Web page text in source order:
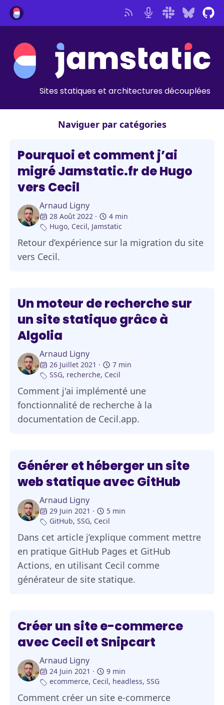
Sites statiques et architectures découplées
Naviguer par catégories
Pourquoi et comment j’ai
migré Jamstatic.fr de Hugo
vers Cecil
Arnaud Ligny
28 Août 2022
4 min
Hugo, Cecil, Jamstatic
Retour d’expérience sur la migration du site
vers Cecil.
Un moteur de recherche sur
un site statique grâce à
Algolia
Arnaud Ligny
26 Juillet 2021
7 min
SSG, recherche, Cecil
Comment j'ai implémenté une
fonctionnalité de recherche à la
documentation de Cecil.app.
Générer et héberger un site
web statique avec GitHub
Arnaud Ligny
29 Juin 2021
5 min
GitHub, SSG, Cecil
Dans cet article j’explique comment mettre
en pratique GitHub Pages et GitHub
Actions, en utilisant Cecil comme
générateur de site statique.
Créer un site e-commerce
avec Cecil et Snipcart
Arnaud Ligny
24 Juin 2021
9 min
ecommerce, Cecil, headless, SSG
Comment créer un site e-commerce